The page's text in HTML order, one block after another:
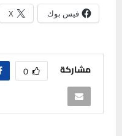
فيس بوك X
مشاركة 0